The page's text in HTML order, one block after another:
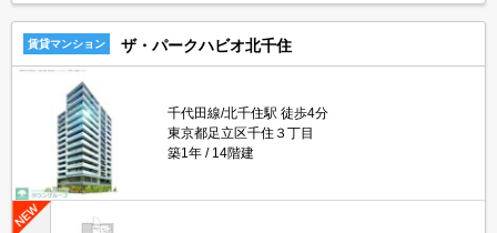
賃貸マンション ザ・パークハビオ北千住
千代田線/北千住駅 徒歩4分
東京都足立区千住３丁目
築1年
14階建